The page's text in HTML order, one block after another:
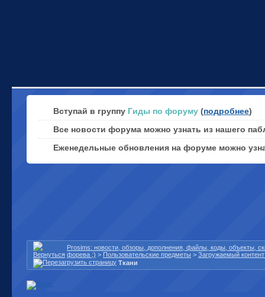
Вступай в группу Гиды по форуму (подробнее)
Все новости форума можно узнать из нашего
Еженедельные обновления на форуме можно
Prosims: новости, обзоры, дополнения, файлы, коды, объекты,
форева ;) > Пользовательские предметы > Загружаемый
Ткани